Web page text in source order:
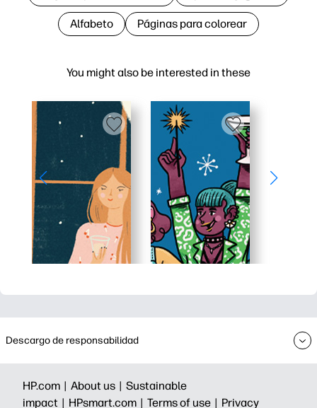
You might also be interested in these
Alfabeto Páginas para colorear
Descargo de responsabilidad
HP.com | About us | Sustainable
impact | HPsmart.com | Terms of use | Privacy